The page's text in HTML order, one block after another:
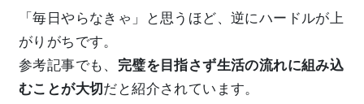
「毎日やらなきゃ」と思うほど、逆にハードルが上
がりがちです。
参考記事でも、 完璧を目指さず生活の流れに組み込
むことが大切 だと紹介されています。